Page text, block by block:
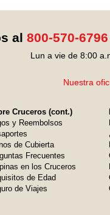
al 800-570-6796
Lun a vie de 8:00
Nuestra
Cruceros (cont.)
y Reembolsos
de Cubierta
Frecuentes
en los Cruceros
de Edad
de Viajes